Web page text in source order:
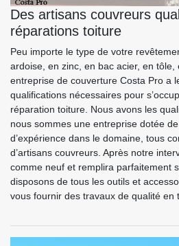
Des artisans couvreurs
réparations toiture
Peu importe le type de votre
ardoise, en zinc, en bac acier, en
entreprise de couverture Costa Pro a
qualifications nécessaires pour
réparation toiture. Nous avons les
nous sommes une entreprise dotée
d’expérience dans le domaine, tous
d’artisans couvreurs. Après notre
comme neuf et remplira parfaitement
disposons de tous les outils et
vous fournir des travaux de qualité en